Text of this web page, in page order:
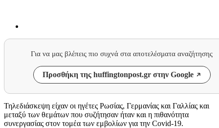
Για να μας βλέπεις πιο συχνά στα αποτελέσματα αναζήτησης
Προσθήκη της huffingtonpost.gr στην Google
Τηλεδιάσκεψη είχαν οι ηγέτες Ρωσίας, Γερμανίας και Γαλλίας και
μεταξύ των θεμάτων που συζήτησαν ήταν και η πιθανότητα
συνεργασίας στον τομέα των εμβολίων για την Covid-19.